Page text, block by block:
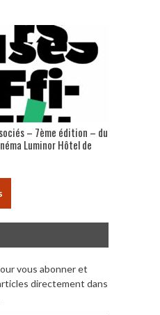
– 7ème édition – du
Luminor Hôtel de
vous abonner et
directement dans